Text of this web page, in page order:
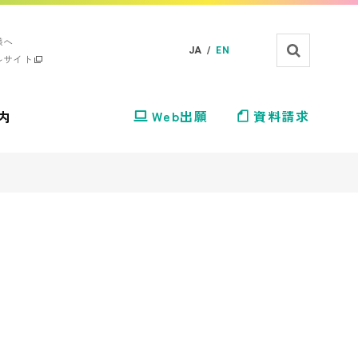
イト
JA / EN
Web出願 資料請求